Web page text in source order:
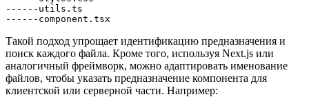
------utils.ts
------component.tsx
Такой подход упрощает идентификацию предназначения и
поиск каждого файла. Кроме того, используя Next.js или
аналогичный фреймворк, можно адаптировать именование
файлов, чтобы указать предназначение компонента для
клиентской или серверной части. Например: